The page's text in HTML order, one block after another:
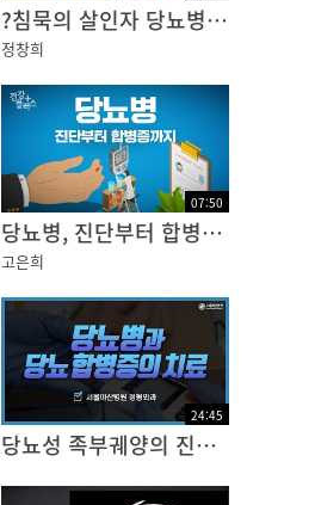
?침묵의 살인자 당뇨병? 초기증상은 어떤 것들이 있을까?
정창희
07:50
당뇨병, 진단부터 합병증까지
고은희
24:45
당뇨성 족부궤양의 진단과 치료